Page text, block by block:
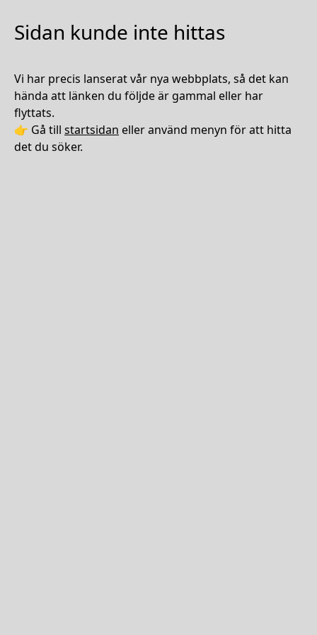
Sidan kunde inte hittas
Vi har precis lanserat vår nya webbplats, så det kan
hända att länken du följde är gammal eller har
flyttats.
👉 Gå till startsidan eller använd menyn för att hitta
det du söker.